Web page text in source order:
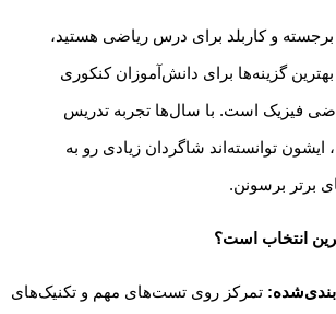
برجسته و کاربلد برای درس ریاضی هستید،
گزینه‌ها برای دانش‌آموزان کنکوری
فیزیک است. با سال‌ها تجربه تدریس
توانسته‌اند شاگردان زیادی رو به
برتر برسونن.
انتخاب است؟
تمرکز روی تست‌های مهم و تکنیک‌های